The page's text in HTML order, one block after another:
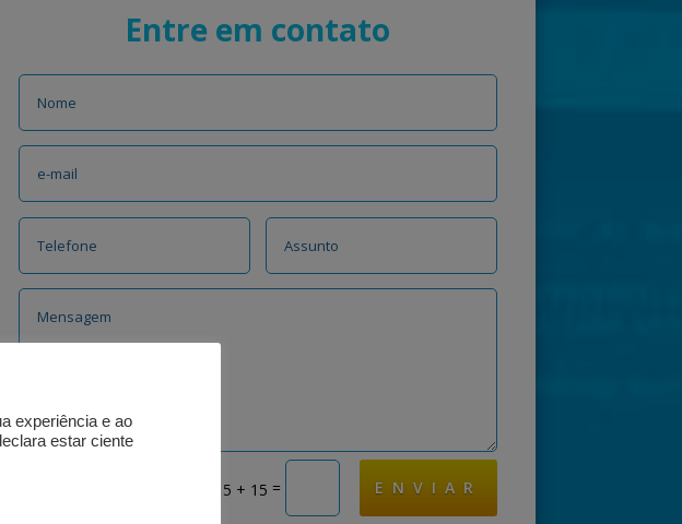
Entre em contato
15 + 15 = ENVIAR
experiência e ao
estar ciente